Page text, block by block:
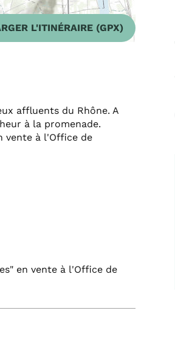
GeoBase, Kadaster NL,
L'ITINÉRAIRE (GPX)
affluents du Rhône. A
à la promenade.
vente à l'Office de
en vente à l'Office de